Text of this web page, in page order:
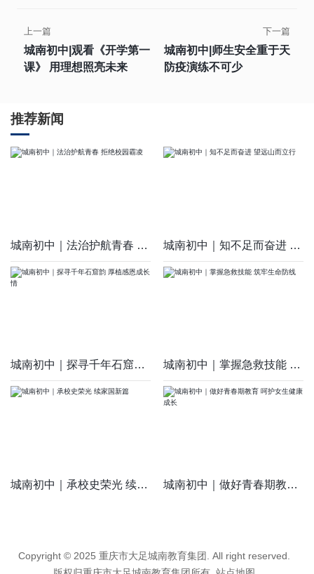
上一篇
城南初中|观看《开学第一
课》 用理想照亮未来
下一篇
城南初中|师生安全重于天
防疫演练不可少
推荐新闻
城南初中｜法治护航青春 拒绝校园霸凌 城南初中｜知不足而奋进 望远山而立行
城南初中｜探寻千年石窟韵 厚植感恩成长情 城南初中｜掌握急救技能 筑牢生命防线
城南初中｜承校史荣光 续家国新篇 城南初中｜做好青春期教育 呵护女生健康成长
Copyright © 2025 重庆市大足城南教育集团. All right reserved.